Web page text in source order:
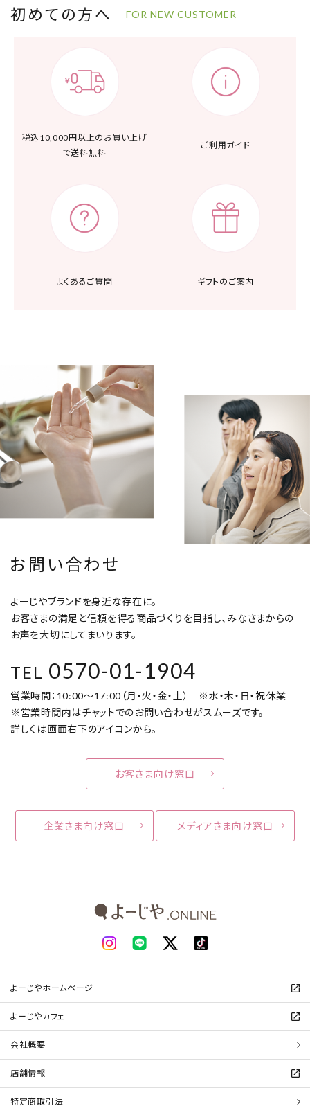
初めての方へ FOR NEW CUSTOMER
税込10,000円以上の お買い上げ
で送料無料
ご利用ガイド
よくあるご質問 ギフトのご案内
お問い合わせ
よーじやブランドを身近な存在に。
お客さまの満足と信頼を得る商品づくりを目指し、みなさまからの
お声を大切にしてまいります。
TEL 0570-01-1904
営業時間：10:00～17:00（月・火・金・土） ※水・木・日・祝休業
※営業時間内はチャットでのお問い合わせがスムーズです。
詳しくは画面右下のアイコンから。
お客さま向け窓口
企業さま向け窓口 メディアさま向け窓口
よーじやホームページ
よーじやカフェ
会社概要
店舗情報
特定商取引法